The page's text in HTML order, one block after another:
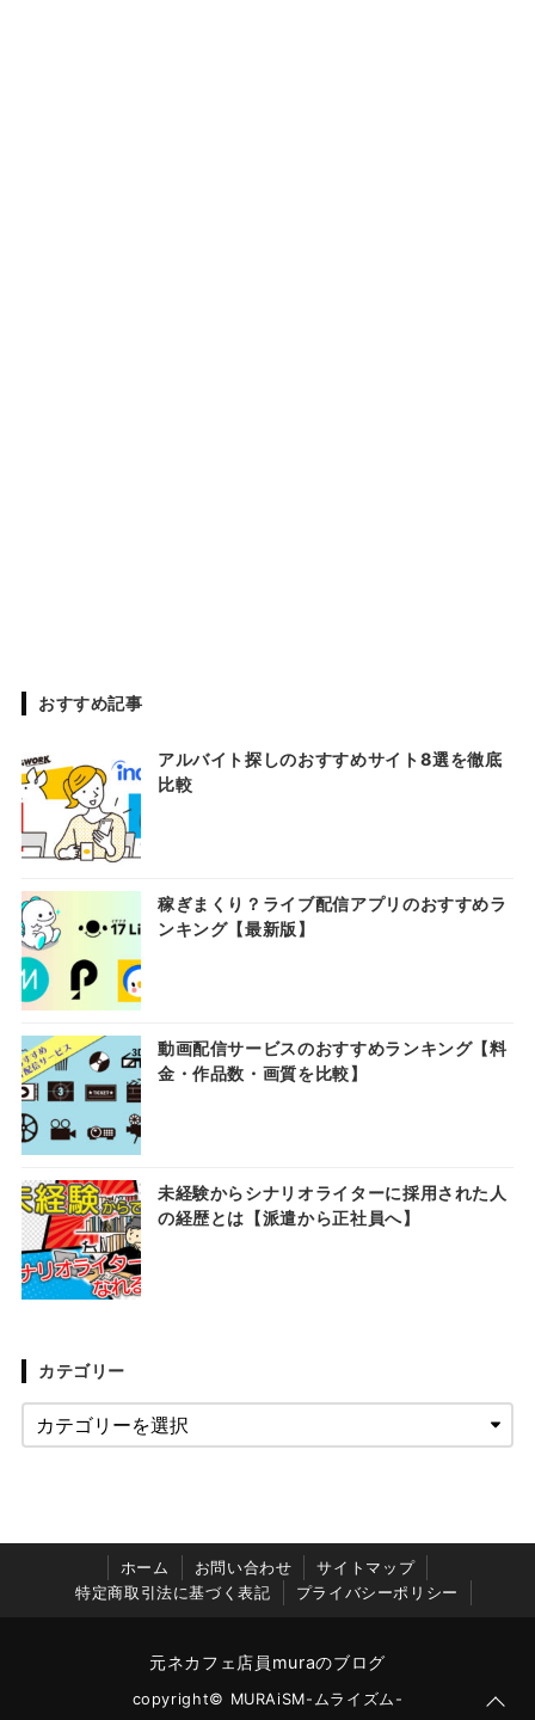
おすすめ記事
アルバイト探しのおすすめサイト8選を徹底
比較
稼ぎまくり？ライブ配信アプリのおすすめラ
ンキング【最新版】
動画配信サービスのおすすめランキング【料
金・作品数・画質を比較】
未経験からシナリオライターに採用された人
の経歴とは【派遣から正社員へ】
カテゴリー
ホーム お問い合わせ
サイトマップ
特定商取引法に基づく表記
プライバシーポリシー
元ネカフェ店員muraのブログ
copyright© MURAiSM-ムライズム-